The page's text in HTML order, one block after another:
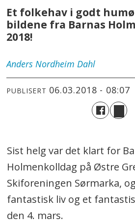
Et folkehav i godt
bildene fra Barnas
2018!
Anders Nordheim Dahl
PUBLISERT 06.03.2018 - 08:07
Sist helg var det klart for
Holmenkolldag på Østre
Skiforeningen Sørmarka,
fantastisk liv og et
den 4. mars.